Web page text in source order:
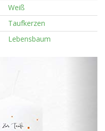
Weiß
Taufkerzen
Lebensbaum